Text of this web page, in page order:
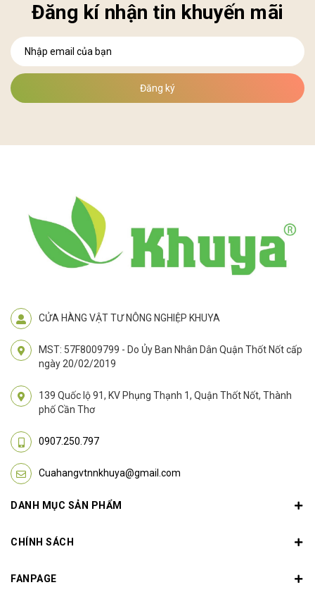
Đăng kí nhận tin khuyến mãi
Đăng ký
CỬA HÀNG VẬT TƯ NÔNG NGHIỆP KHUYA
MST: 57F8009799 - Do Ủy Ban Nhân Dân Quận Thốt Nốt cấp
ngày 20/02/2019
139 Quốc lộ 91, KV Phụng Thạnh 1, Quận Thốt Nốt, Thành
phố Cần Thơ
0907.250.797
Cuahangvtnnkhuya@gmail.com
DANH MỤC SẢN PHẨM
CHÍNH SÁCH
FANPAGE